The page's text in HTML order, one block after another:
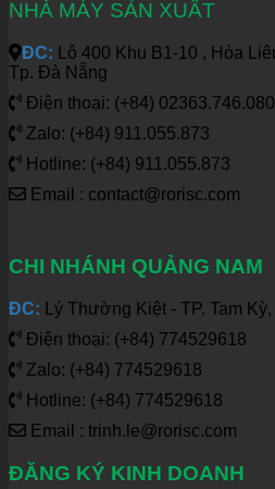
NHÀ MÁY SẢN XUẤT
ĐC: Lô 400 Khu B1-10 , Hòa
Tp. Đà Nẵng
Điện thoại: (+84) 02363.746.080
Zalo: (+84) 911.055.873
Hotline: (+84) 911.055.873
Email : contact@rorisc.com
CHI NHÁNH QUẢNG NAM
ĐC: Lý Thường Kiệt - TP. Tam
Điện thoại: (+84) 774529618
Zalo: (+84) 774529618
Hotline: (+84) 774529618
Email : trinh.le@rorisc.com
ĐĂNG KÝ KINH DOANH